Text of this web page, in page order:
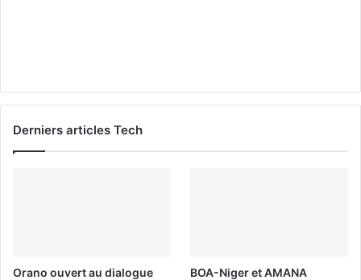
Derniers articles Tech
Orano ouvert au dialogue
BOA-Niger et AMANA